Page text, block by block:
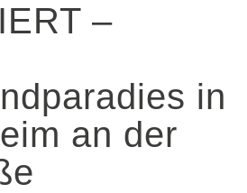
–
in
an der